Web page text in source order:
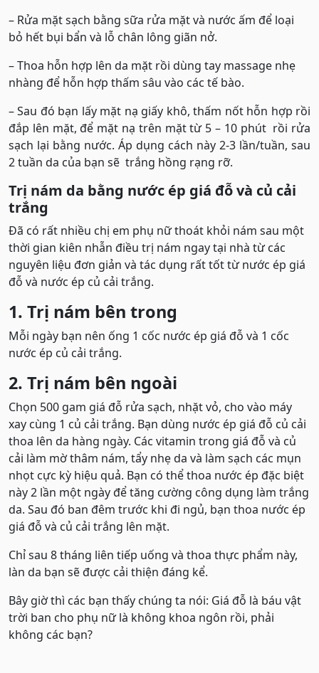
– Rửa mặt sạch bằng sữa rửa mặt và nước ấm để loại
bỏ hết bụi bẩn và lỗ chân lông giãn nở.
– Thoa hỗn hợp lên da mặt rồi dùng tay massage nhẹ
nhàng để hỗn hợp thấm sâu vào các tế bào.
– Sau đó bạn lấy mặt nạ giấy khô, thấm nốt hỗn hợp rồi
đắp lên mặt, để mặt nạ trên mặt từ 5 – 10 phút rồi rửa
sạch lại bằng nước. Áp dụng cách này 2-3 lần/tuần, sau
2 tuần da của bạn sẽ trắng hồng rạng rỡ.
Trị nám da bằng nước ép giá đỗ và củ cải
trắng
Đã có rất nhiều chị em phụ nữ thoát khỏi nám sau một
thời gian kiên nhẫn điều trị nám ngay tại nhà từ các
nguyên liệu đơn giản và tác dụng rất tốt từ nước ép giá
đỗ và nước ép củ cải trắng.
1. Trị nám bên trong
Mỗi ngày bạn nên ống 1 cốc nước ép giá đỗ và 1 cốc
nước ép củ cải trắng.
2. Trị nám bên ngoài
Chọn 500 gam giá đỗ rửa sạch, nhặt vỏ, cho vào máy
xay cùng 1 củ cải trắng. Bạn dùng nước ép giá đỗ củ cải
thoa lên da hàng ngày. Các vitamin trong giá đỗ và củ
cải làm mờ thâm nám, tẩy nhẹ da và làm sạch các mụn
nhọt cực kỳ hiệu quả. Bạn có thể thoa nước ép đặc biệt
này 2 lần một ngày để tăng cường công dụng làm trắng
da. Sau đó ban đêm trước khi đi ngủ, bạn thoa nước ép
giá đỗ và củ cải trắng lên mặt.
Chỉ sau 8 tháng liên tiếp uống và thoa thực phẩm này,
làn da bạn sẽ được cải thiện đáng kể.
Bây giờ thì các bạn thấy chúng ta nói: Giá đỗ là báu vật
trời ban cho phụ nữ là không khoa ngôn rồi, phải
không các bạn?